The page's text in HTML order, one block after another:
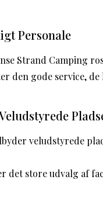
Personale
Strand Camping
den gode service,
veludstyrede
det store udvalg af